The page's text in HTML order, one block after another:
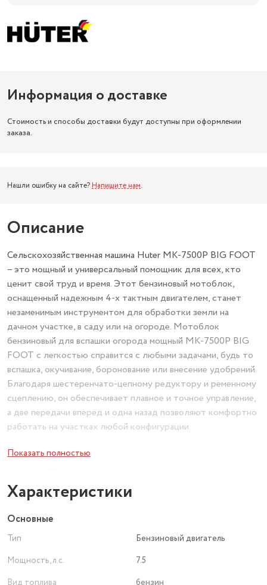
Информация о доставке
Стоимость и способы доставки будут доступны при оформлении
заказа.
Нашли ошибку на сайте? Напишите нам.
Описание
Сельскохозяйственная машина Huter МК-7500Р BIG FOOT
– это мощный и универсальный помощник для всех, кто
ценит свой труд и время. Этот бензиновый мотоблок,
оснащенный надежным 4-х тактным двигателем, станет
незаменимым инструментом для обработки земли на
дачном участке, в саду или на огороде. Мотоблок
бензиновый для вспашки огорода мощный МК-7500Р BIG
FOOT с легкостью справится с любыми задачами, будь то
вспашка, окучивание, боронование или внесение удобрений.
Благодаря шестеренчато-цепному редуктору и ременному
сцеплению, он обеспечивает плавное и точное управление,
а две передачи вперед и одна назад позволяют комфортно
работать на участках любой конфигурации.
МК-7500Р BIG FOOT – это не просто мотоблок, а
возможности для работы на земле. С помощью
дополнительных опций, таких как плуг, культиватор,
роторный снегоуборщик и водяной насос, вы сможете
превращается в мотокультиватор, позволяя эффективно
обрабатывать междурядья и подготавливать почву к
Показать полностью
Характеристики
Основные
Тип
Бензиновый двигатель
Мощность, л.с.
7.5
Вид топлива
бензин